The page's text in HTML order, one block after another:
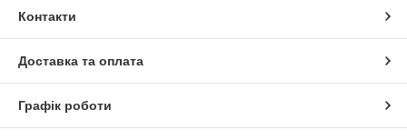
Контакти
Доставка та оплата
Графік роботи